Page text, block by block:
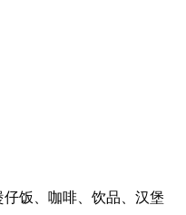
饭、咖啡、饮品、汉堡